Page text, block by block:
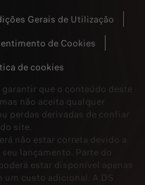
Gerais de Utilização
de Cookies
de cookies
que o conteúdo deste
não aceita qualquer
perdas derivadas de confiar
site.
não estar correta devido a
lançamento. Parte do
estar disponível apenas
um custo adicional. A DS